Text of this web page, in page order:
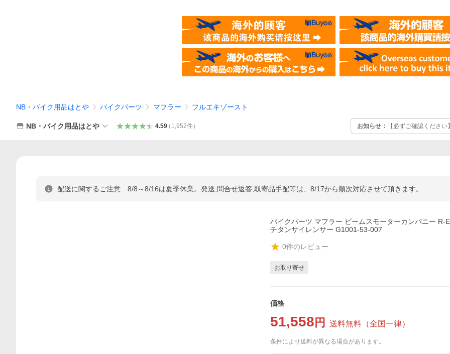
NB・バイク用品はとや バイクパーツ マフラー フルエキゾースト
NB・バイク用品はとや 4.59（ 1,952件） お知らせ： 【必ずご確認くださ
配送に関するご注意 8/8～8/16は夏季休業。発送,問合せ返答,取寄品手配等は、8/17から順次対応させて頂きます。
バイクパーツ マフラー ビームスモーターカンパニー R-
チタンサイレンサー G1001-53-007
0件のレビュー
お取り寄せ
価格
51,558 円 送料無料 （全国一律）
条件により送料が異なる場合があります。